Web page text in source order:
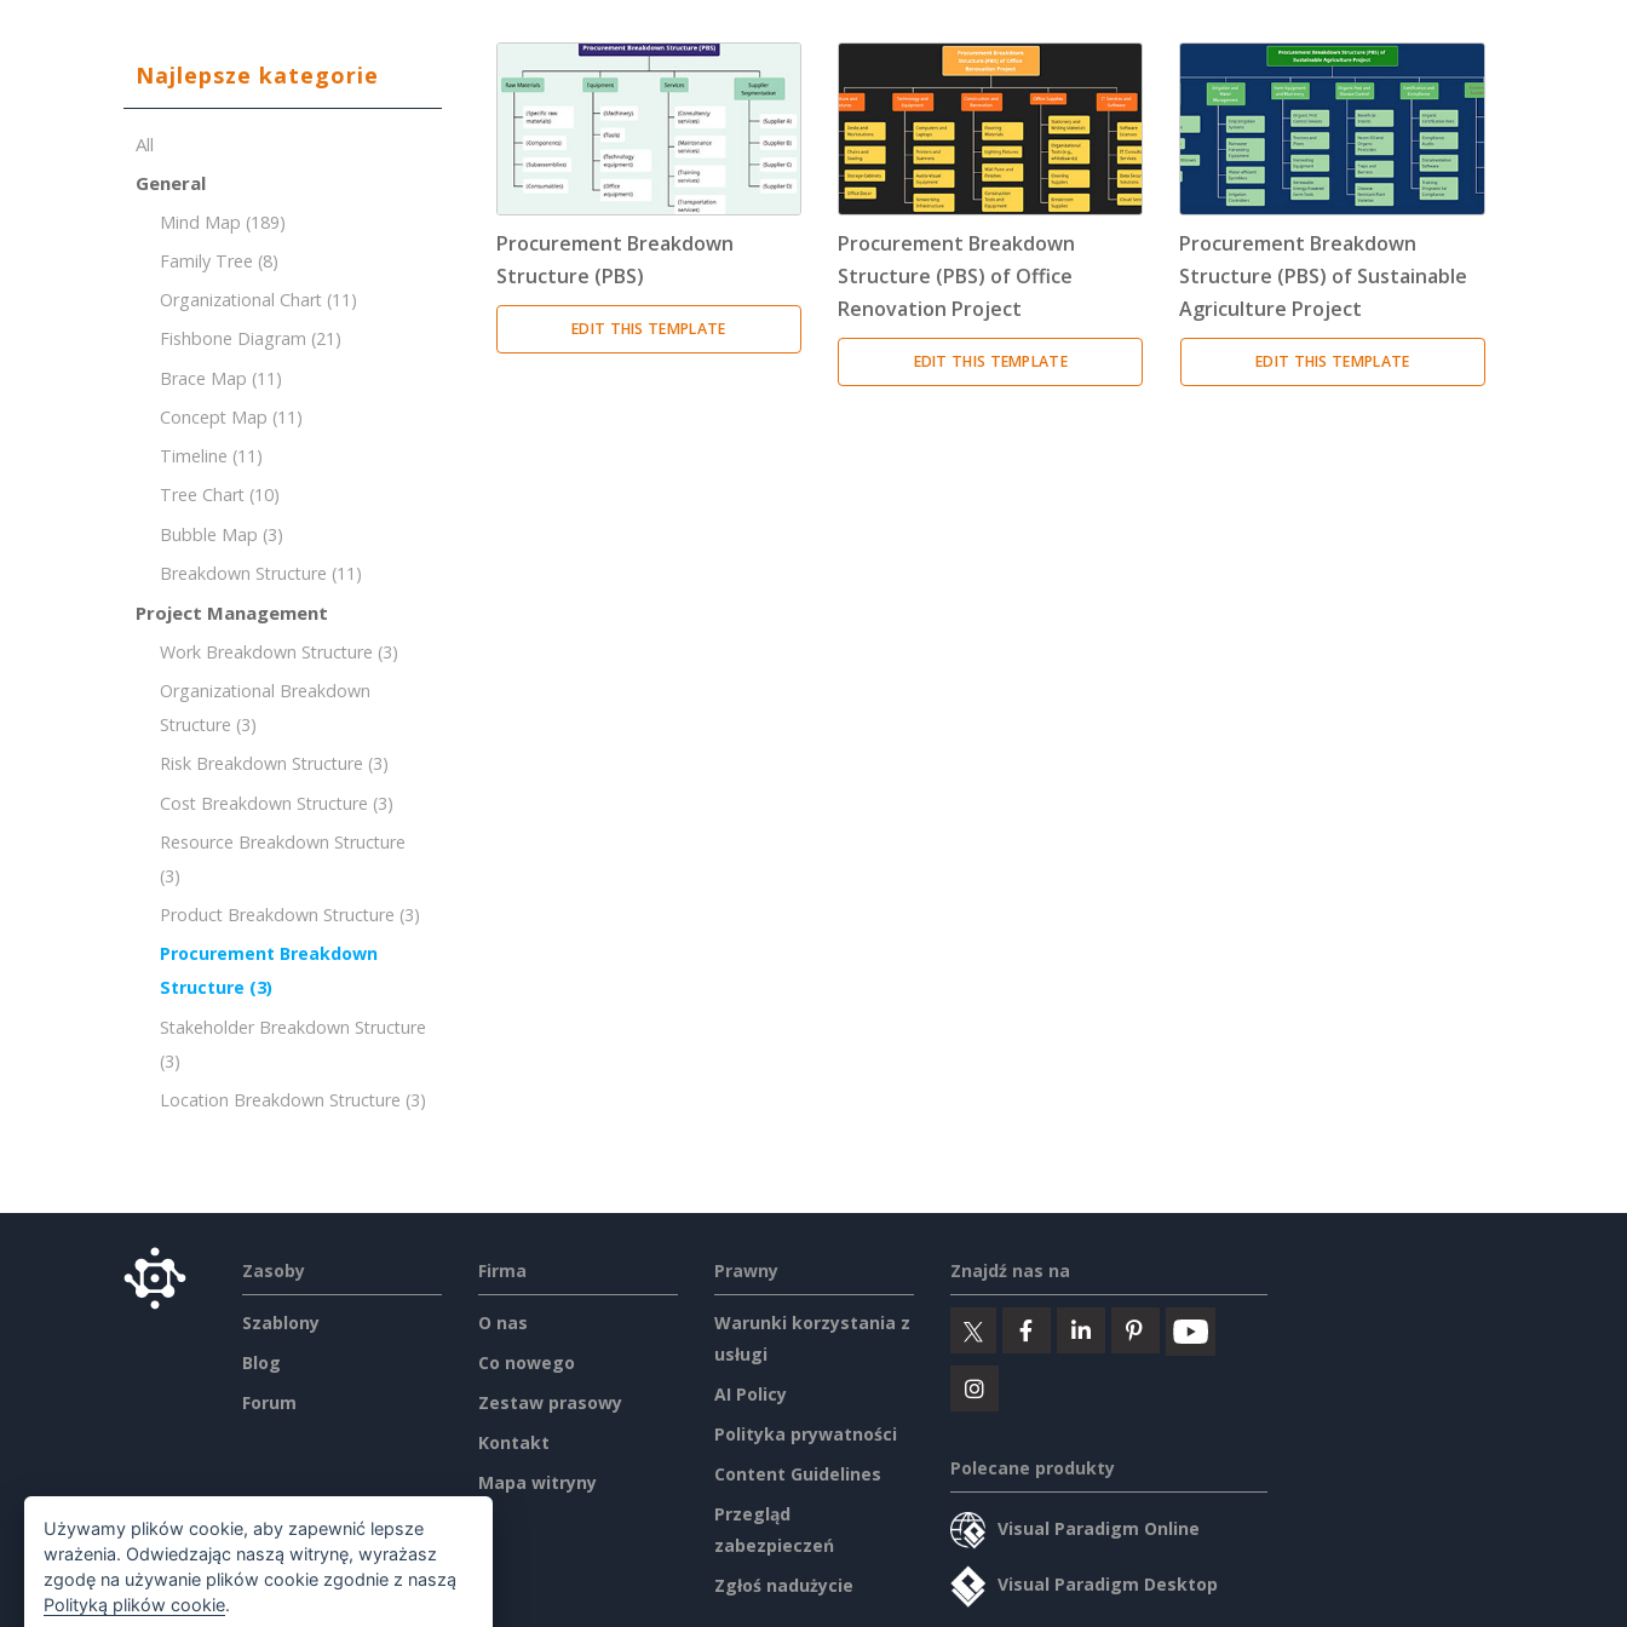
Timeline (11)
Tree Chart (10)
Bubble Map (3)
Project Management
Work Breakdown Structure (3)
Organizational Breakdown Structure (3)
Najlepsze kategorie
All
General
Mind Map (189)
Family Tree (8)
Organizational Chart (11)
Fishbone Diagram (21)
Brace Map (11)
Concept Map (11)
Timeline (11)
Tree Chart (10)
Bubble Map (3)
Breakdown Structure (11)
Project Management
Work Breakdown Structure (3)
Organizational Breakdown
Structure (3)
Risk Breakdown Structure (3)
Cost Breakdown Structure (3)
Resource Breakdown Structure
(3)
Product Breakdown Structure (3)
Procurement Breakdown
Structure (3)
Stakeholder Breakdown Structure
(3)
Location Breakdown Structure (3)
Procurement Breakdown
Structure (PBS)
EDIT THIS TEMPLATE
Procurement Breakdown
Structure (PBS) of Office
Renovation Project
EDIT THIS TEMPLATE
Procurement Breakdown
Structure (PBS) of Sustainable
Agriculture Project
EDIT THIS TEMPLATE
Zasoby
Szablony
Blog
Forum
Firma
O nas
Co nowego
Zestaw prasowy
Kontakt
Mapa witryny
Prawny
Warunki korzystania z
usługi
AI Policy
Polityka prywatności
Content Guidelines
Przegląd
zabezpieczeń
Zgłoś nadużycie
Znajdź nas na
Polecane produkty
Visual Paradigm Online
Visual Paradigm Desktop
Używamy plików cookie, aby zapewnić lepsze
wrażenia. Odwiedzając naszą witrynę, wyrażasz
zgodę na używanie plików cookie zgodnie z naszą
Polityką plików cookie.